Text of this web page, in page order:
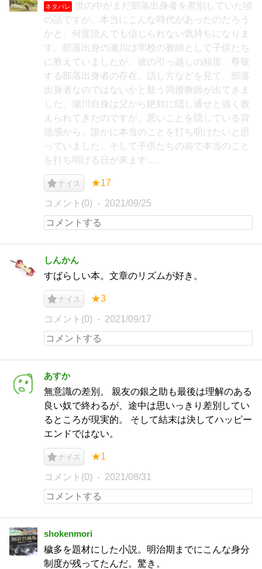
ネタバレ
世の中がまだ部落出身者を差別していた頃
の話ですが、本当にこんな時代があったのだろう
かと、何度読んでも信じられない気持ちになりま
す。部落出身の瀬川は学校の教師として子供たち
に教えていましたが、彼の引っ越しの頻度、尊敬
する部落出身者の存在、話し方などを見て、部落
出身者なのではないかと疑う同僚教師が出てきま
した。瀬川自身は父から絶対に隠し通せと強く教
えられてきたのですが、悪いことを隠している背
徳感から、誰かに本当のことを打ち明けたいと思
っていました。そして子供たちの前で本当のこと
を打ち明ける日が来ます…。
ナイス ★17
コメント(0) 2021/09/25
しんかん
すばらしい本。文章のリズムが好き。
ナイス ★3
コメント(0) 2021/09/17
あすか
無意識の差別。 親友の銀之助も最後は理解のある
良い奴で終わるが、途中は思いっきり差別してい
るところが現実的。 そして結末は決してハッピー
エンドではない。
ナイス ★1
コメント(0) 2021/08/31
shokenmori
穢多を題材にした小説。明治期までにこんな身分
制度が残ってたんだ。驚き。